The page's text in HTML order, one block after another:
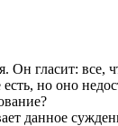
гласит:
но оно
данное